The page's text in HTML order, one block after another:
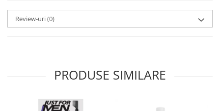
Review-uri(0)
PRODUSE SIMILARE